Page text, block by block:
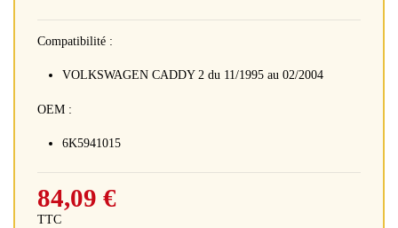
Compatibilité :
VOLKSWAGEN CADDY 2 du 11/1995 au 02/2004
OEM :
6K5941015
84,09 €
TTC